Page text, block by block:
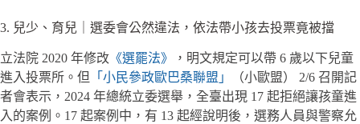
3. 兒少、育兒｜選委會公然違法，依法帶小孩去投票竟被擋
立法院 2020 年修改 《選罷法》
，明文規定可以帶 6 歲以下兒童
進入投票所。但
「小民參政歐巴桑聯盟」
（小歐盟） 2/6 召開記
者會表示，2024 年總統立委選舉，全臺出現 17 起拒絕讓孩童進
入的案例。17 起案例中，有 13 起經說明後，選務人員與警察允